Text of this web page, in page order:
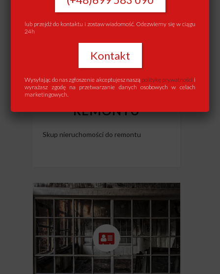
SKUP MIESZKAŃ DO
REMONTU
Skup nieruchomości do remontu
lub przejdź do kontaktu i zostaw wiadomość. Odezwiemy się w ciągu
24h
Kontakt
Wysyłając do nas zgłoszenie akceptujesz naszą politykę prywatności i
wyrażasz zgodę na przetwarzanie danych osobowych w celach
marketingowych.